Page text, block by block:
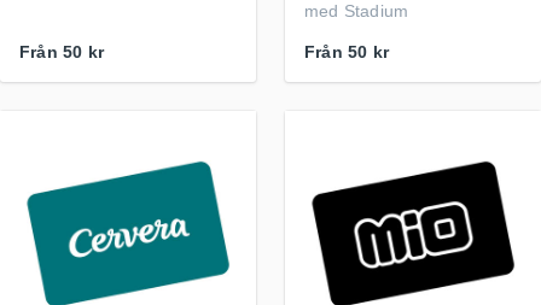
Från 50 kr
med Stadium
Från 50 kr